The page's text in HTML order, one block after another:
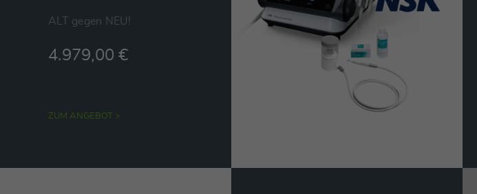
ALT gegen NEU!
4.979,00 €
ZUM ANGEBOT >